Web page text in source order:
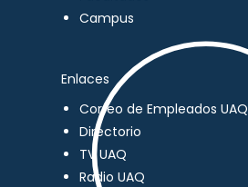
Campus
Enlaces
Correo de Empleados UAQ
Directorio
TV UAQ
Radio UAQ